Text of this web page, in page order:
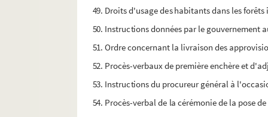
49. Droits d'usage des habitants dans les
50. Instructions données par le gouvernement
51. Ordre concernant la livraison des
52. Procès-verbaux de première enchère et
53. Instructions du procureur général à
54. Procès-verbal de la cérémonie de la pose